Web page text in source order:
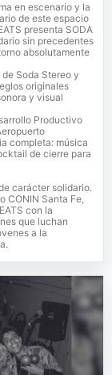
en escenario y la
de este espacio
presenta SODA
sin precedentes
absolutamente
Soda Stereo y
originales
y visual
Productivo
completa: música
de cierre para
carácter solidario.
CONIN Santa Fe,
con la
que luchan
a la